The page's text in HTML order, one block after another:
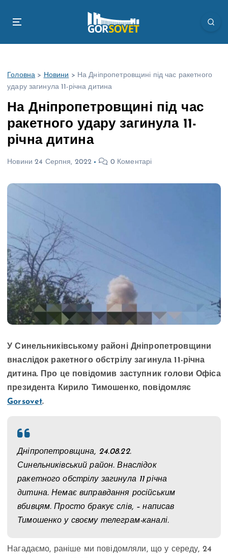
Головна > Новини > На Дніпропетровщині під час ракетного
удару загинула 11-річна дитина
На Дніпропетровщині під час
ракетного удару загинула 11-
річна дитина
Новини 24 Серпня, 2022 0 Коментарі
У Синельниківському районі Дніпропетровщини
внаслідок ракетного обстрілу загинула 11-річна
дитина. Про це повідомив заступник голови Офіса
президента Кирило Тимошенко, повідомляє
Gorsovet.
Дніпропетровщина, 24.08.22.
Синельниківський район. Внаслідок
ракетного обстрілу загинула 11 річна
дитина. Немає виправдання російським
вбивцям. Просто бракує слів, – написав
Тимошенко у своєму телеграм-каналі.
Нагадаємо, раніше ми повідомляли, що у середу, 24